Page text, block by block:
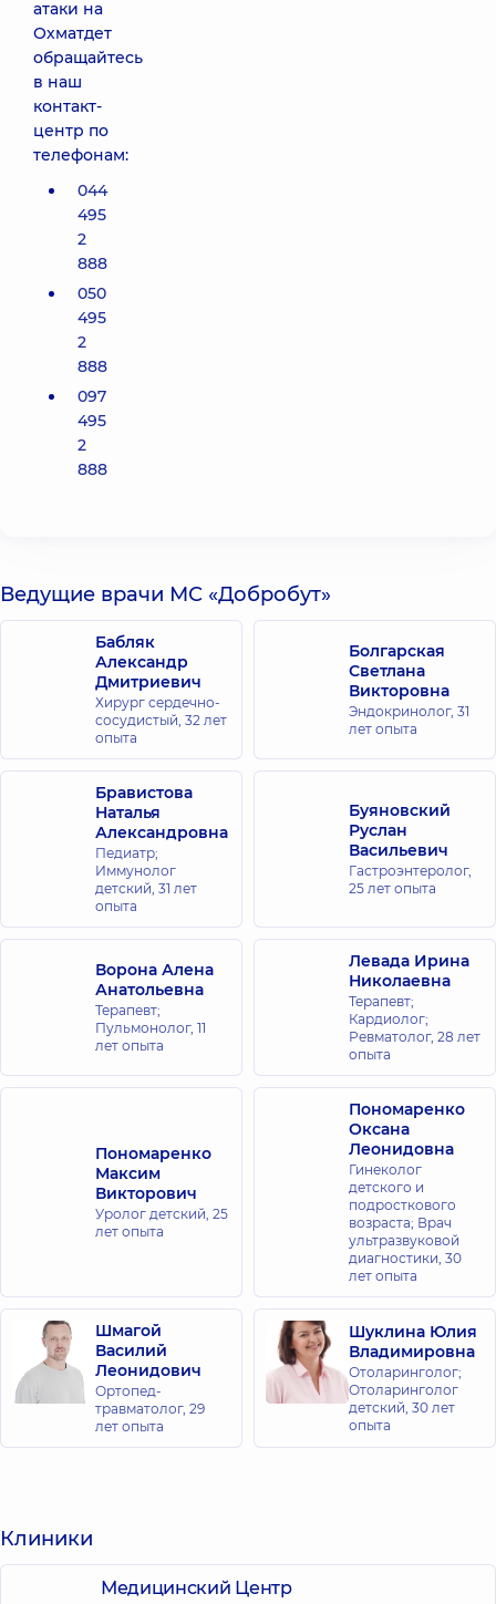
атаки на
Охматдет
обращайтесь
в наш
контакт-
центр по
телефонам:
044
495
2
888
050
495
2
888
097
495
2
888
Ведущие врачи МС «Добробут»
Бабляк
Александр
Дмитриевич
Хирург сердечно-
сосудистый, 32 лет
опыта
Болгарская
Светлана
Викторовна
Эндокринолог, 31
лет опыта
Бравистова
Наталья
Александровна
Педиатр;
Иммунолог
детский, 31 лет
опыта
Буяновский
Руслан
Васильевич
Гастроэнтеролог,
25 лет опыта
Ворона Алена
Анатольевна
Терапевт;
Пульмонолог, 11
лет опыта
Левада Ирина
Николаевна
Терапевт;
Кардиолог;
Ревматолог, 28 лет
опыта
Пономаренко
Максим
Викторович
Уролог детский, 25
лет опыта
Пономаренко
Оксана
Леонидовна
Гинеколог
детского и
подросткового
возраста; Врач
ультразвуковой
диагностики, 30
лет опыта
Шмагой
Василий
Леонидович
Ортопед-
травматолог, 29
лет опыта
Шуклина Юлия
Владимировна
Отоларинголог;
Отоларинголог
детский, 30 лет
опыта
Клиники
Медицинский Центр